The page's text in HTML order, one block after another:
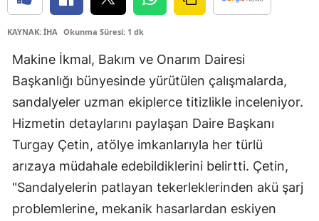
KAYNAK: İHA Okunma Süresi: 1 dk
Makine İkmal, Bakım ve Onarım Dairesi
Başkanlığı bünyesinde yürütülen çalışmalarda,
sandalyeler uzman ekiplerce titizlikle inceleniyor.
Hizmetin detaylarını paylaşan Daire Başkanı
Turgay Çetin, atölye imkanlarıyla her türlü
arızaya müdahale edebildiklerini belirtti. Çetin,
"Sandalyelerin patlayan tekerleklerinden akü şarj
problemlerine, mekanik hasarlardan eskiyen